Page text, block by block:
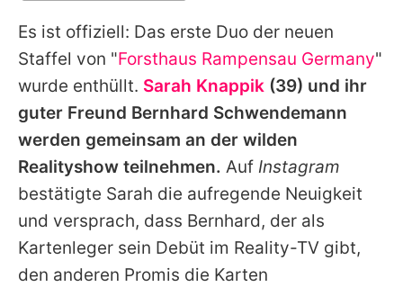
Alle Themen auf Promiflash
Jobs
App runterladen
Team
Redaktionelle Richtlinien
Impressum
Datenschutzerklärung
Es ist offiziell: Das erste Duo der neuen
Staffel von "Forsthaus Rampensau Germany"
wurde enthüllt. Sarah Knappik (39) und ihr
guter Freund Bernhard Schwendemann
werden gemeinsam an der wilden
Realityshow teilnehmen. Auf Instagram
bestätigte Sarah die aufregende Neuigkeit
und versprach, dass Bernhard, der als
Kartenleger sein Debüt im Reality-TV gibt,
den anderen Promis die Karten